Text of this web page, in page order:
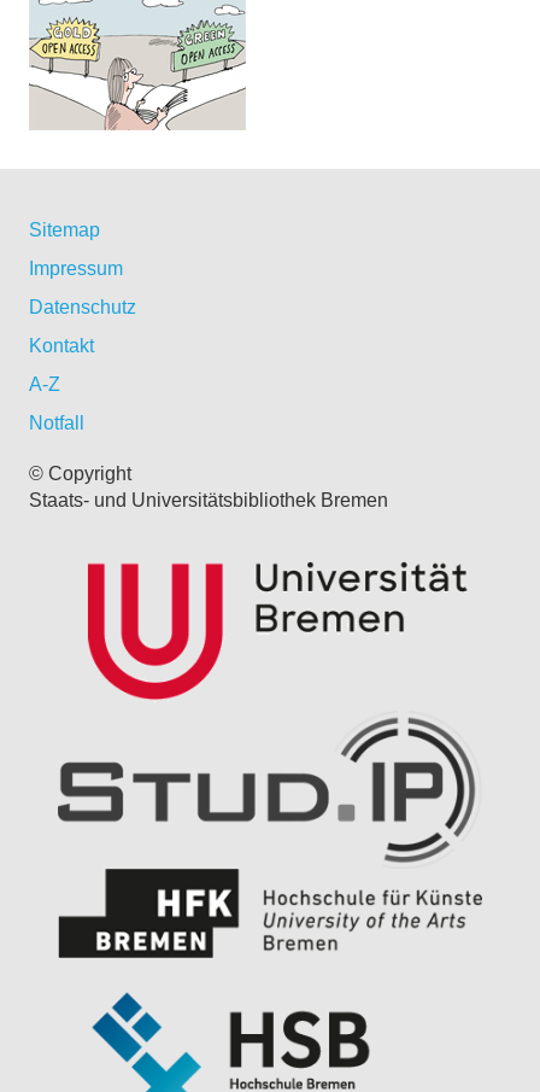
Sitemap
Impressum
Datenschutz
Kontakt
A-Z
Notfall
© Copyright
Staats- und Universitätsbibliothek Bremen